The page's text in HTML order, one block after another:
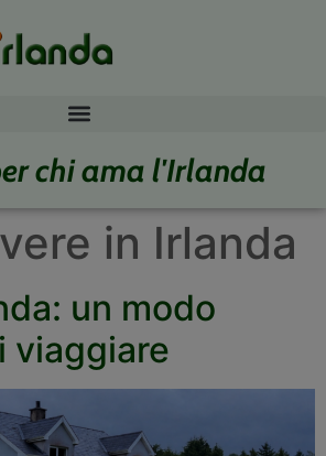
chi ama l'Irlanda
in Irlanda
un modo
viaggiare